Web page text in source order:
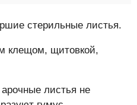
стерильные листья.
клещом, щитовкой,
листья не